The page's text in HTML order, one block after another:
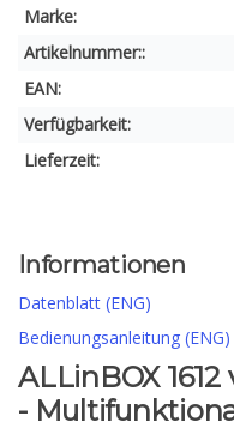
Marke:
Artikelnummer::
EAN:
Verfügbarkeit:
Lieferzeit:
Informationen
Datenblatt (ENG)
Bedienungsanleitung (ENG)
ALLinBOX 1612
-